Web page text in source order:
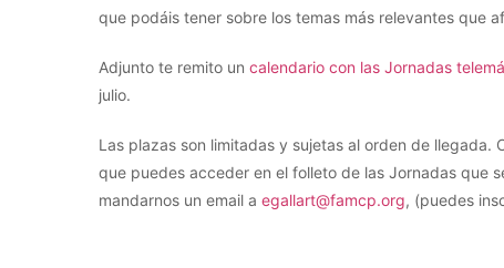
que podáis tener sobre los temas más relevantes que
Adjunto te remito un calendario con las Jornadas
julio.
Las plazas son limitadas y sujetas al orden de
que puedes acceder en el folleto de las Jornadas que
mandarnos un email a egallart@famcp.org, (puedes